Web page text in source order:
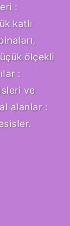
:
katlı
ölçekli
:
ve
alanlar :